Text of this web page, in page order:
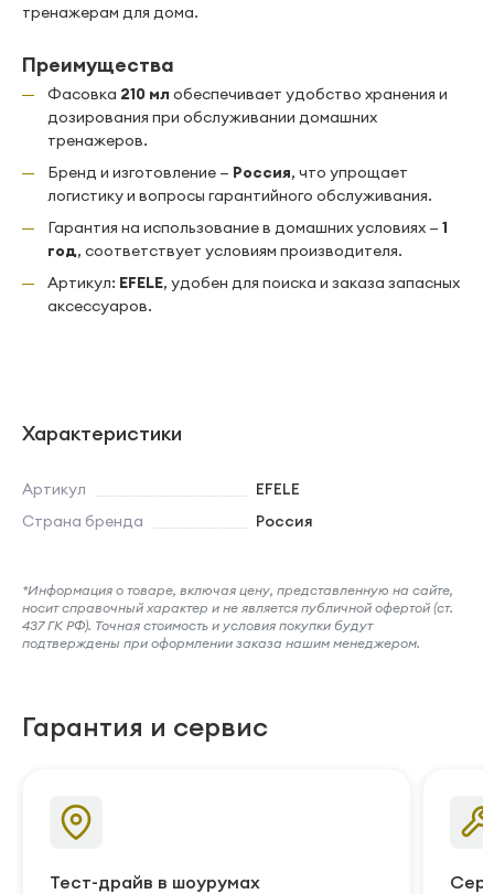
тренажерам для дома.
Преимущества
Фасовка 210 млобеспечивает удобство хранения и
дозирования при обслуживании домашних
тренажеров.
Бренд и изготовление — Россия, что упрощает
логистику и вопросы гарантийного обслуживания.
Гарантия на использование в домашних условиях — 1
год, соответствует условиям производителя.
Артикул: EFELE, удобен для поиска и заказа запасных
аксессуаров.
Характеристики
Артикул
EFELE
Страна бренда
Россия
*Информация о товаре, включая цену, представленную на сайте,
носит справочный характер и не является публичной офертой (ст.
437 ГК РФ). Точная стоимость и условия покупки будут
подтверждены при оформлении заказа нашим менеджером.
Гарантия и сервис
Тест-драйв в шоурумах